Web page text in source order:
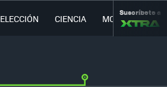
CIENCIA MOVILIDAD
Suscríbete a